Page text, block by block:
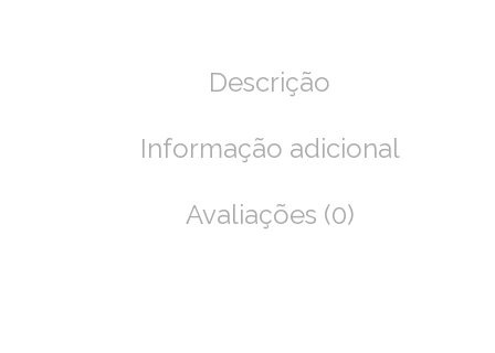
Descrição
Informação adicional
Avaliações (0)